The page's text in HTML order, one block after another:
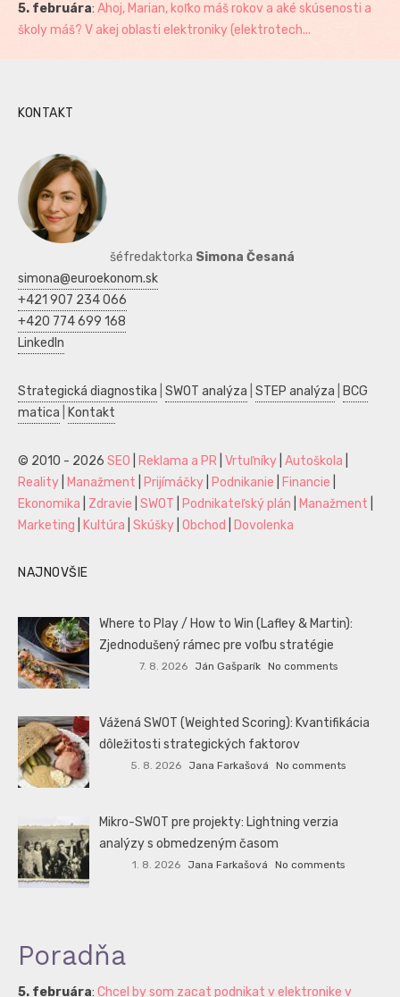
5. februára: Ahoj, Marian, koľko máš rokov a aké skúsenosti a
školy máš? V akej oblasti elektroniky (elektrotech...
KONTAKT
šéfredaktorka Simona Česaná
simona@euroekonom.sk
+421 907 234 066
+420 774 699 168
LinkedIn
Strategická diagnostika SWOT analýza STEP analýza
BCG
matica
Kontakt
© 2010 - 2026 SEO Reklama a PR Vrtuľníky Autoškola
Reality
Manažment Prijímáčky Podnikanie Financie
Ekonomika
Zdravie SWOT Podnikateľský plán Manažment
Marketing
Kultúra Skúšky Obchod Dovolenka
NAJNOVŠIE
Where to Play / How to Win (Lafley & Martin):
Zjednodušený rámec pre voľbu stratégie
7. 8. 2026 Ján Gašparík No comments
Vážená SWOT (Weighted Scoring): Kvantifikácia
dôležitosti strategických faktorov
5. 8. 2026 Jana Farkašová No comments
Mikro-SWOT pre projekty: Lightning verzia
analýzy s obmedzeným časom
1. 8. 2026 Jana Farkašová No comments
Poradňa
5. februára: Chcel by som zacat podnikat v elektronike v